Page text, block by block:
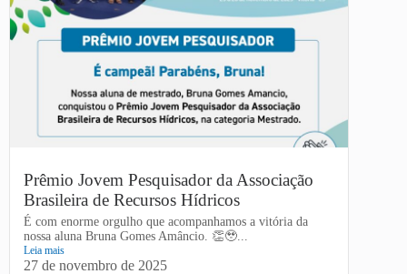
Prêmio Jovem Pesquisador da Associação
Brasileira de Recursos Hídricos
É com enorme orgulho que acompanhamos a vitória da
nossa aluna Bruna Gomes Amâncio. 👏🥹...
Leia mais
27 de novembro de 2025